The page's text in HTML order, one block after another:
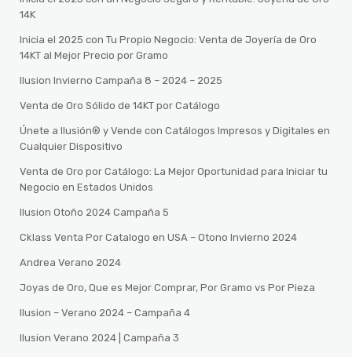
14K
Inicia el 2025 con Tu Propio Negocio: Venta de Joyería de Oro
14KT al Mejor Precio por Gramo
Ilusion Invierno Campaña 8 – 2024 – 2025
Venta de Oro Sólido de 14KT por Catálogo
Únete a Ilusión® y Vende con Catálogos Impresos y Digitales en
Cualquier Dispositivo
Venta de Oro por Catálogo: La Mejor Oportunidad para Iniciar tu
Negocio en Estados Unidos
Ilusion Otoño 2024 Campaña 5
Cklass Venta Por Catalogo en USA – Otono Invierno 2024
Andrea Verano 2024
Joyas de Oro, Que es Mejor Comprar, Por Gramo vs Por Pieza
Ilusion – Verano 2024 – Campaña 4
Ilusion Verano 2024 | Campaña 3